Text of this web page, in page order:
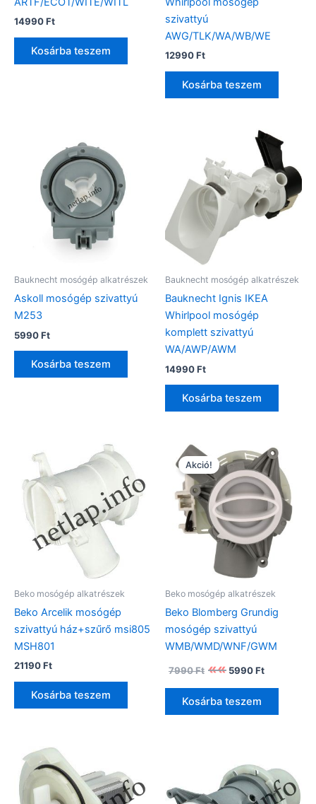
14990Ft
Kosárba teszem
szivattyú
AWG/TLK/WA/WB/WE
12990Ft
Kosárba teszem
Bauknecht mosógép alkatrészek
Askoll mosógép szivattyú
M253
5990Ft
Kosárba teszem
Bauknecht mosógép alkatrészek
Bauknecht Ignis IKEA
Whirlpool mosógép
komplett szivattyú
WA/AWP/AWM
14990Ft
Kosárba teszem
Beko mosógép alkatrészek
Beko Arcelik mosógép
szivattyú ház+szűrő msi805
MSH801
21190Ft
Kosárba teszem
Akció!
Beko mosógép alkatrészek
Beko Blomberg Grundig
mosógép szivattyú
WMB/WMD/WNF/GWM
7990Ft
Original
price
was:
7990 Ft.
5990Ft
price
is:
Kosárba teszem